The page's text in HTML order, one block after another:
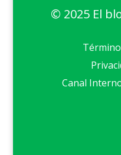
© 2025 El
Canal